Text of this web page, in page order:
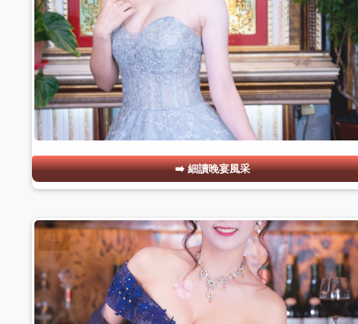
細讀晚宴風采
#11